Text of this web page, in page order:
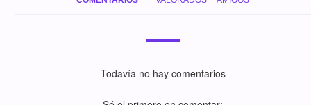
Todavía no hay comentarios